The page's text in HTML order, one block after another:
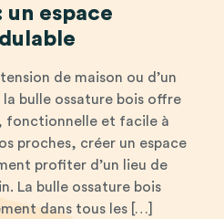
un espace
de maison ou d’un
bulle ossature bois offre
fonctionnelle et facile à
proches, créer un espace
profiter d’un lieu de
La bulle ossature bois
dans tous les […]